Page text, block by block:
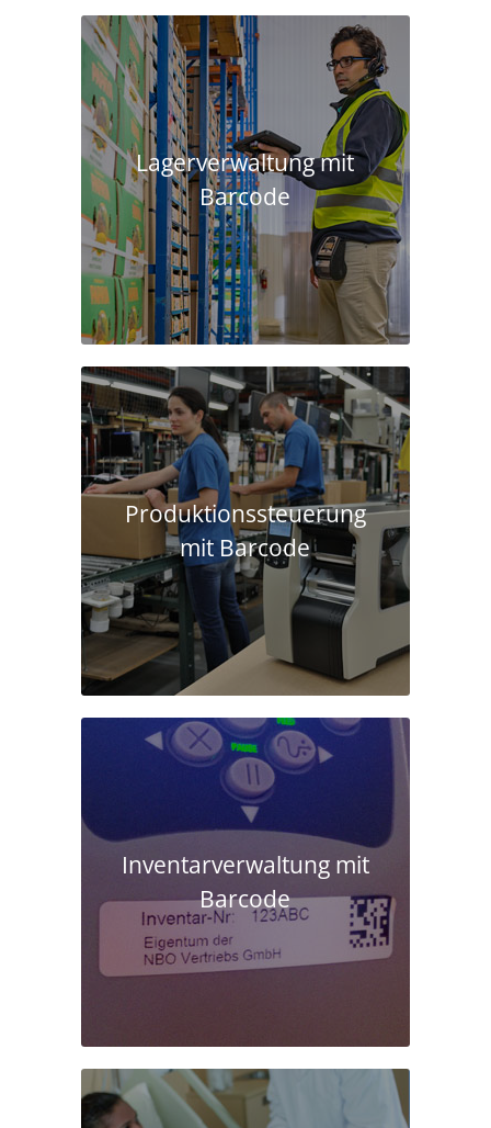
Lagerverwaltung mit
Barcode
Produktions­steuerung
mit Barcode
Inventarverwaltung mit
Barcode